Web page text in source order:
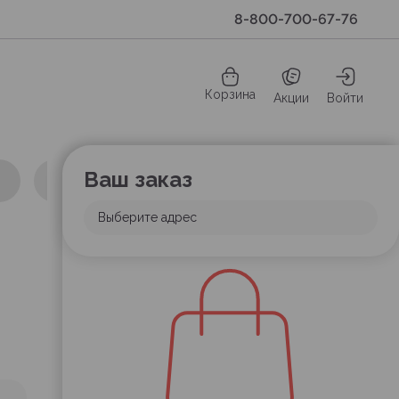
8-800-700-67-76
Корзина Акции Войти
Ваш заказ
Выберите адрес